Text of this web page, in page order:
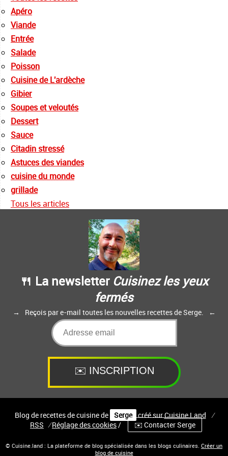
Apéro
Viande
Entrée
Salade
Poisson
Cuisine de L'ardèche
Gibier
Soupes et veloutés
Dessert
Sauce
Citadin stressé
Astuces des viandes
cuisine du monde
grillade
Tous les articles
🍴 La newsletter Cuisinez les yeux
fermés
Reçois par e-mail toutes les nouvelles recettes de Serge.
Blog de recettes de cuisine de Serge créé surCuisineLand
⁄
RSS ⁄Réglage des cookies / ✉️ Contacter Serge
© Cuisine.land : La plateforme de blog spécialisée dans les blogs culinaires. Créer un
blog de cuisine